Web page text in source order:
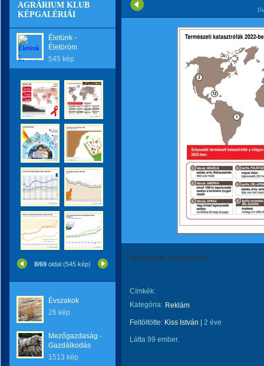
AGRÁRIUM KLUB
KÉPGALÉRIÁI
Életünk -
Életöröm
545 kép
8/69 oldal (545 kép)
Évszakok
26 kép
Mezőgazdaság -
Gazdálkodás
1513 kép
Természeti katasztrófák
Címkék:
Kategória: Reklám
Feltöltötte: Kiss István 2 éve
Látta 99 ember.